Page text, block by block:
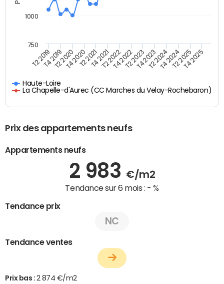
Haute-Loire
La Chapelle-d'Aurec (CC Marches du Velay-Rochebaron)
T2 2019T4 2019T2 2020T4 2020T2 2021T4 2021T2 2022T4 2022T2 2023T4 2023T2 2024T4 2024T2 2025T4 2025
1000
750
Prix des appartements neufs
Appartements neufs
2 983 €/m2
Tendance sur 6 mois : - %
Tendance prix
NC
Tendance ventes
Prix bas : 2 874 €/m2